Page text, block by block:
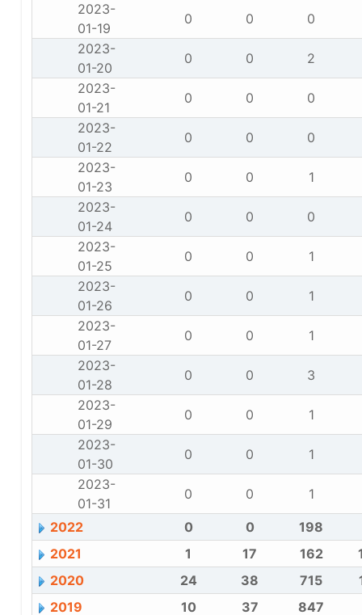
2023-
01-19
0 0
0
2023-
01-20
0 0
2
2023-
01-21
0 0
0
2023-
01-22
0 0
0
2023-
01-23
0 0
1
2023-
01-24
0 0
0
2023-
01-25
0 0
1
2023-
01-26
0 0
1
2023-
01-27
0 0
1
2023-
01-28
0 0
3
2023-
01-29
0 0
1
2023-
01-30
0 0
1
2023-
01-31
0 0 1
2022 0 0
198
2021
1 17 162
2020
24 38 715
2019
10 37
847